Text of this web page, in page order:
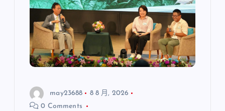
may23688
8 8 月, 2026
0 Comments